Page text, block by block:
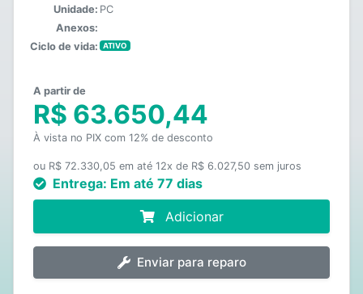
Unidade: PC
Anexos:
Ciclo de vida:
ATIVO
A partir de
R$ 63.650,44
À vista no PIX com 12% de desconto
ou R$ 72.330,05 em até 12x de R$ 6.027,50 sem juros
Entrega: Em até 77 dias
Adicionar
Enviar para reparo